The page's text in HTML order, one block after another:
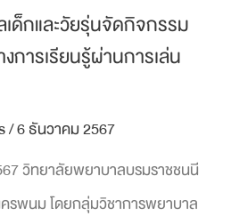
ด็กและวัยรุ่นจัดกิจกรรม
การเรียนรู้ผ่านการเล่น
/6 ธันวาคม 2567
วิทยาลัยพยาบาลบรมราชชนนี
พนม โดยกลุ่มวิชาการพยาบาล